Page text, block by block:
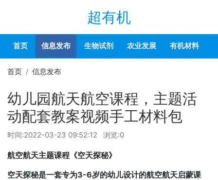
超有机
首页 信息发布 生物试剂 农业发展 有机材料
首页 信息发布
幼儿园航天航空课程，主题活
动配套教案视频手工材料包
时间:2022-03-23 09:52:12 浏览:0
航空航天主题课程《空天探秘》
空天探秘是一套专为3-6岁的幼儿设计的航空航天启蒙课